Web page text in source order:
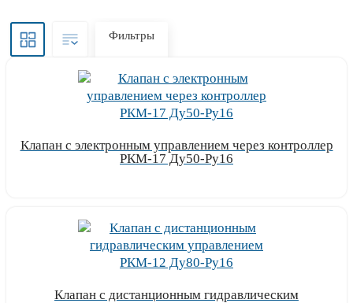
Фильтры
Клапан с электронным управлением через контроллер
РКМ-17 Ду50-Ру16
Клапан с дистанционным гидравлическим